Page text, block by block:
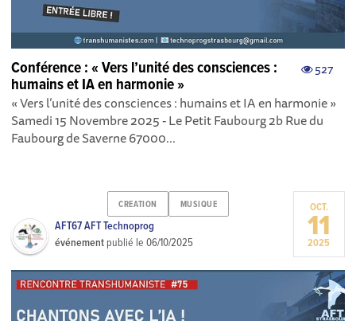
527
Conférence : « Vers l’unité des consciences :
humains et IA en harmonie »
« Vers l’unité des consciences : humains et IA en harmonie »
Samedi 15 Novembre 2025 - Le Petit Faubourg 2b Rue du
Faubourg de Saverne 67000...
CREATION MUSIQUE
AFT67 AFT Technoprog
événement publié le06/10/2025
OCT.
11
2025